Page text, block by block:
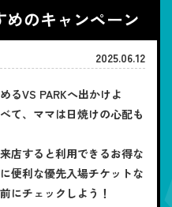
めのキャンペーン
2025.06.12
るVS PARKへ出かけよ
て、ママは日焼けの心配も
店すると利用できるお得な
便利な優先入場チケットな
にチェックしよう！